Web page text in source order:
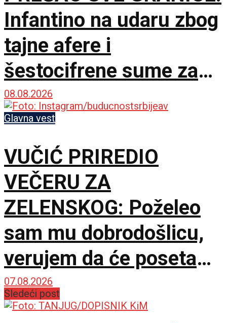
Infantino na udaru zbog
tajne afere i
šestocifrene sume za
ćutanje – FIFA sve oštro
demantuje!
08.08.2026
Glavna vest
VUČIĆ PRIREDIO
VEČERU ZA
ZELENSKOG: Poželeo
sam mu dobrodošlicu,
verujem da će poseta
doprineti razvoju
odnosa
07.08.2026
Sledeći post